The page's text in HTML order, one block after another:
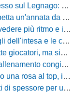
ma dobbiamo migliorare"
qui nessuno ha il posto fisso»
lasciare tutto sul campo»
le cifre dell'operazione
una squadra forte»
la risposta dei nuovi arrivi
Lamberti ci spingerà lontano»
un attacco da sogni